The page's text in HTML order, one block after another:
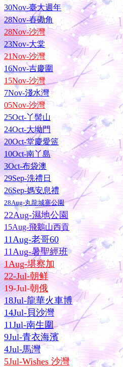
30Nov-臺大週年
28Nov-舂磡角
28Nov-沙灣
23Nov-大棠
21Nov-沙灣
16Nov-吉慶圍
15Nov-沙灣
7Nov-淺水灣
05Nov-沙灣
25Oct-丫髻山
24Oct-大坳門
20Oct-堂慶愛簉
10Oct-南丫島
3Oct-布袋澳
29Sep-洗禮日
26Sep-媽安息禮
28Aug-丸龍城寨公園
22Aug-濕地公園
15Aug-飛鵝山西貢
11Aug-老哥60
11Aug-暑聖經班
1Aug-堪察加
22-Jul-朝鲜
19-Jul-朝俄
18Jul-龍華火車博
14Jul-貝沙灣
11Jul-南生圍
9Jul-青衣海濱
4Jul-馬灣
5Jul-Wishes 沙灣